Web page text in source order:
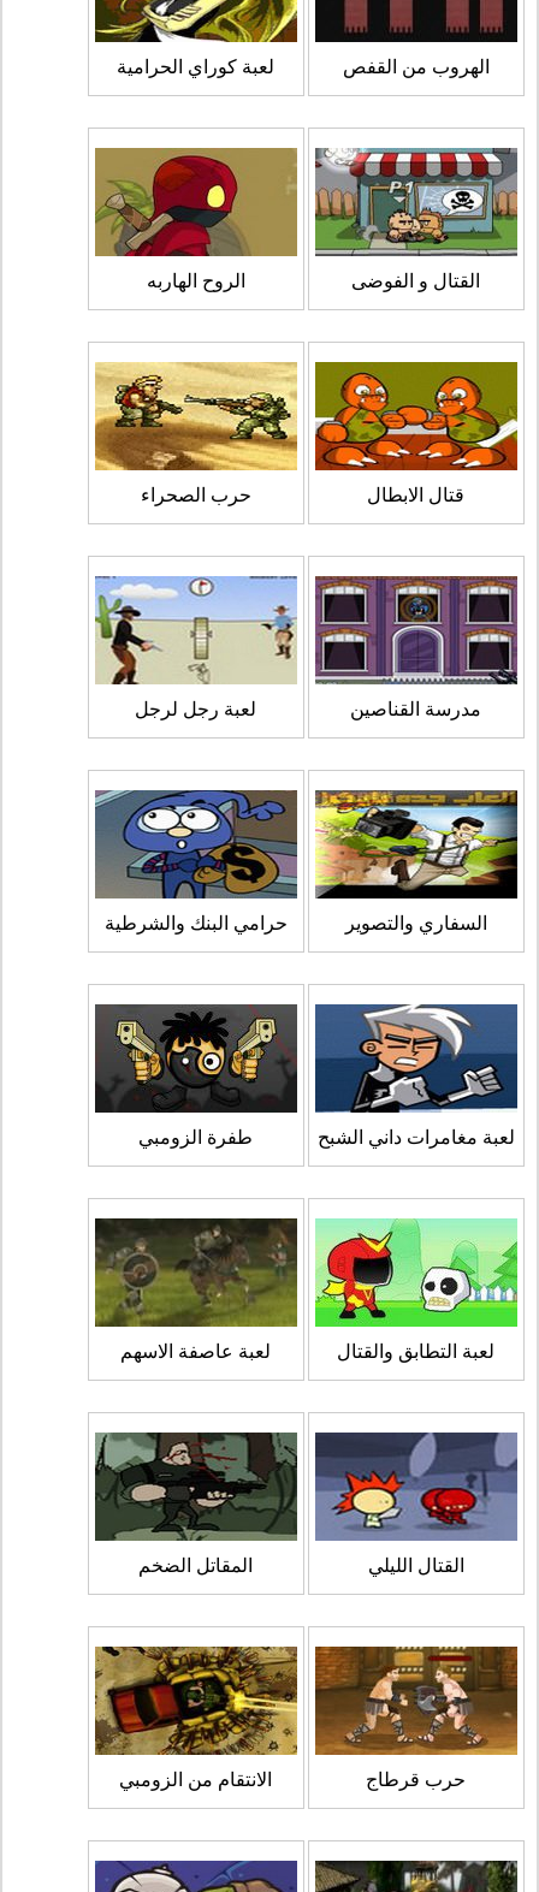
الهروب من القفص لعبة كوراي الحرامية
القتال و الفوضى الروح الهاربه
قتال الابطال حرب الصحراء
مدرسة القناصين لعبة رجل لرجل
السفاري والتصوير حرامي البنك والشرطية
لعبة مغامرات داني الشبح طفرة الزومبي
لعبة التطابق والقتال لعبة عاصفة الاسهم
القتال الليلي المقاتل الضخم
حرب قرطاج الانتقام من الزومبي